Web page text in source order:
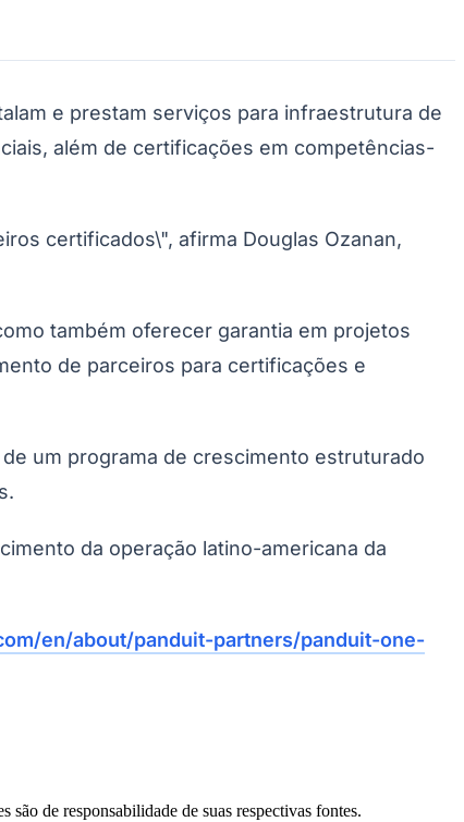
e prestam serviços para infraestrutura de
além de certificações em competências-
certificados\", afirma Douglas Ozanan,
também oferecer garantia em projetos
de parceiros para certificações e
um programa de crescimento estruturado
da operação latino-americana da
en/about/panduit-partners/panduit-one-
de responsabilidade de suas respectivas fontes.